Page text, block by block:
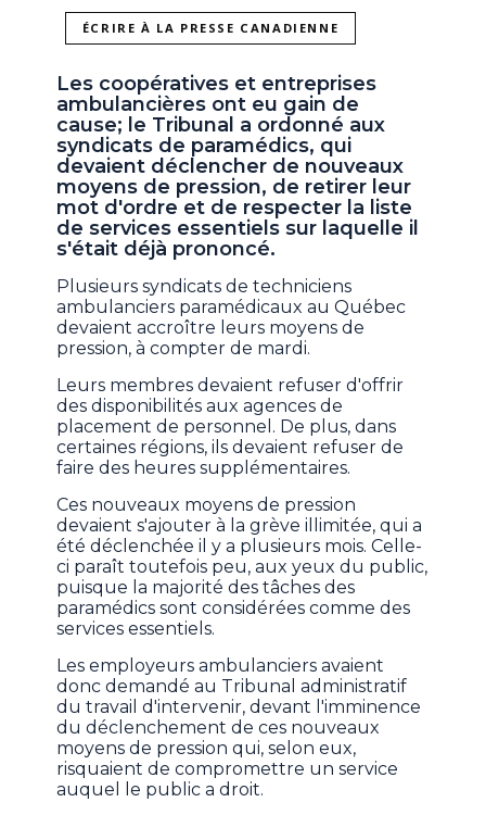
ÉCRIRE À LA PRESSE CANADIENNE
Les coopératives et entreprises
ambulancières ont eu gain de
cause; le Tribunal a ordonné aux
syndicats de paramédics, qui
devaient déclencher de nouveaux
moyens de pression, de retirer leur
mot d'ordre et de respecter la liste
de services essentiels sur laquelle il
s'était déjà prononcé.
Plusieurs syndicats de techniciens
ambulanciers paramédicaux au Québec
devaient accroître leurs moyens de
pression, à compter de mardi.
Leurs membres devaient refuser d'offrir
des disponibilités aux agences de
placement de personnel. De plus, dans
certaines régions, ils devaient refuser de
faire des heures supplémentaires.
Ces nouveaux moyens de pression
devaient s'ajouter à la grève illimitée, qui a
été déclenchée il y a plusieurs mois. Celle-
ci paraît toutefois peu, aux yeux du public,
puisque la majorité des tâches des
paramédics sont considérées comme des
services essentiels.
Les employeurs ambulanciers avaient
donc demandé au Tribunal administratif
du travail d'intervenir, devant l'imminence
du déclenchement de ces nouveaux
moyens de pression qui, selon eux,
risquaient de compromettre un service
auquel le public a droit.